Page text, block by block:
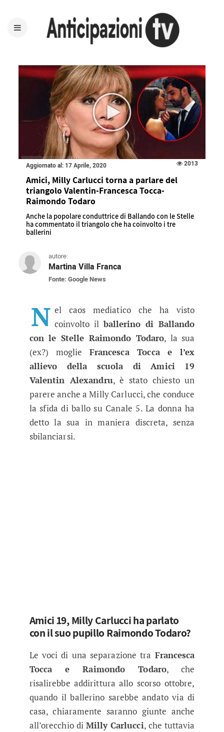
Aggiornato al: 17 Aprile, 2020 2013
Amici, Milly Carlucci torna a parlare del
triangolo Valentin-Francesca Tocca-
Raimondo Todaro
Anche la popolare conduttrice di Ballando con le Stelle
ha commentato il triangolo che ha coinvolto i tre
ballerini
autore:
Martina Villa Franca
Fonte: Google News
Amici, Milly Carlucci torna a
N el caos mediatico che ha visto
coinvolto ilballerino di Ballando
con le Stelle Raimondo Todaro, la sua
(ex?) moglie Francesca Tocca e l’ex
allievo della scuola di Amici 19
Valentin Alexandru, è stato chiesto un
parere anche a Milly Carlucci, che conduce
la sfida di ballo su Canale 5. La donna ha
detto la sua in maniera discreta, senza
sbilanciarsi.
Amici 19, Milly Carlucci ha parlato
con il suo pupillo Raimondo Todaro?
Le voci di una separazione tra Francesca
Tocca e Raimondo Todaro, che
risalirebbe addirittura allo scorso ottobre,
quando il ballerino sarebbe andato via di
casa, chiaramente saranno giunte anche
all’orecchio di Milly Carlucci, che tuttavia